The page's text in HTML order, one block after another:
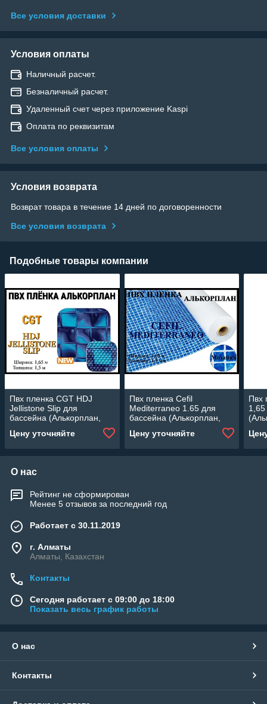
Все условия доставки
Условия оплаты
Наличный расчет.
Безналичный расчет.
Удаленный счет через приложение Kaspi
Оплата по реквизитам
Все условия оплаты
Условия возврата
Возврат товара в течение 14 дней по договоренности
Все условия возврата
Подобные товары компании
Пвх пленка CGT HDJ
Jellistone Slip для
бассейна (Алькорплан,
противоскользящая,
Цену уточняйте
Пвх пленка Cefil
Mediterraneo 1.65 для
бассейна (Алькорплан,
мозаика, ширина: 1.65 м.)
Цену уточняйте
Пвх
О нас
Рейтинг не сформирован
Менее 5 отзывов за последний год
Работает с 30.11.2019
г. Алматы
Алматы, Казахстан
Контакты
Сегодня работает с 09:00 до 18:00
Показать весь график работы
О нас
Контакты